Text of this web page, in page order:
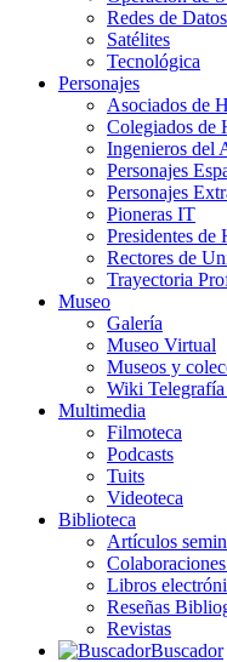
Redes de
Satélites
Tecnológica
Personajes
Asociados de
Colegiados de
Ingenieros del
Personajes
Personajes
Pioneras IT
Presidentes de
Rectores de
Trayectoria
Museo
Galería
Museo Virtual
Museos y
Wiki
Multimedia
Filmoteca
Podcasts
Tuits
Videoteca
Biblioteca
Artículos
Libros
Reseñas
Revistas
Buscador